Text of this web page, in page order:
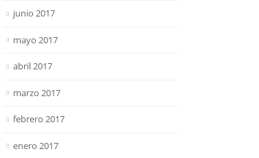
junio 2017
mayo 2017
abril 2017
marzo 2017
febrero 2017
enero 2017